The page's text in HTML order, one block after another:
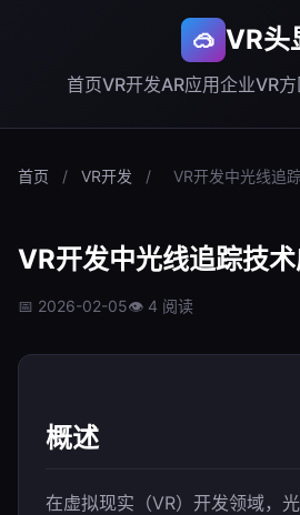
🥽 VR头
首页VR开发AR应用企业VR方
首页 / VR开发 / VR开发中光线追
VR开发中光线追踪技
📅 2026-02-05👁 4 阅读
概述
在虚拟现实（VR）开发领域，